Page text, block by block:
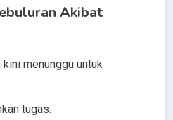
Akibat
menunggu untuk
tugas.